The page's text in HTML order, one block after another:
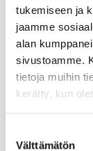
tukemiseen ja
jaamme
alan
sivustoamme.
tietoja muihin
kerätty, kun
valinta
Välttämätön